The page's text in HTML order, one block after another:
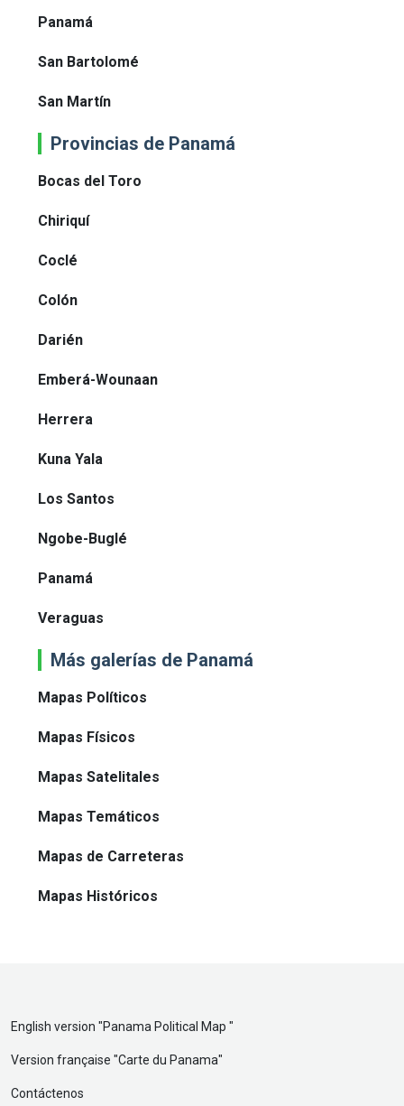
Panamá
San Bartolomé
San Martín
Provincias de Panamá
Bocas del Toro
Chiriquí
Coclé
Colón
Darién
Emberá-Wounaan
Herrera
Kuna Yala
Los Santos
Ngobe-Buglé
Panamá
Veraguas
Más galerías de Panamá
Mapas Políticos
Mapas Físicos
Mapas Satelitales
Mapas Temáticos
Mapas de Carreteras
Mapas Históricos
English version "Panama Political Map "
Version française "Carte du Panama"
Contáctenos